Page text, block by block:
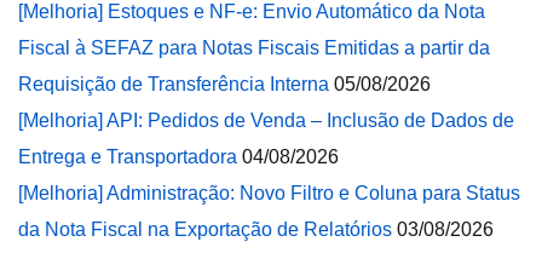
[Melhoria] Estoques e NF-e: Envio Automático da Nota
Fiscal à SEFAZ para Notas Fiscais Emitidas a partir da
Requisição de Transferência Interna 05/08/2026
[Melhoria] API: Pedidos de Venda – Inclusão de Dados de
Entrega e Transportadora 04/08/2026
[Melhoria] Administração: Novo Filtro e Coluna para Status
da Nota Fiscal na Exportação de Relatórios 03/08/2026